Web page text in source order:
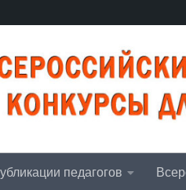
педагогов